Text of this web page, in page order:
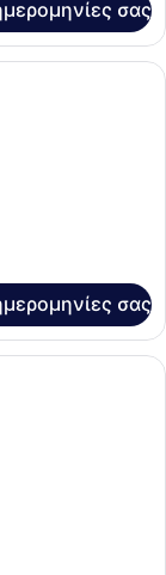
σας
μπάνιο με μια
σας
με ένα μεγάλο